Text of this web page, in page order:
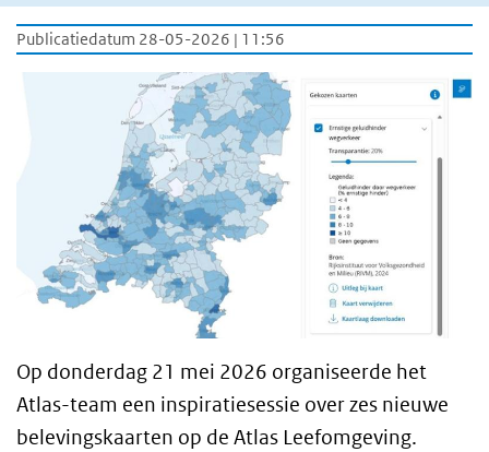
Publicatiedatum 28-05-2026 | 11:56
Op donderdag 21 mei 2026 organiseerde het
Atlas-team een inspiratiesessie over zes nieuwe
belevingskaarten op de Atlas Leefomgeving.